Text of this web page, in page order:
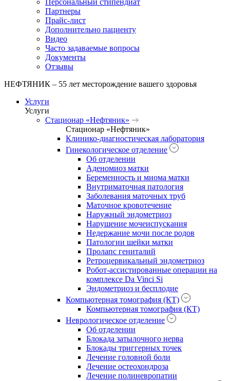
Персональный стипендиат
Партнеры
Прайс-лист
Дополнительно пациенту
Видео
Часто задаваемые вопросы
Документы
Отзывы
НЕФТЯНИК – 55 лет месторождение вашего здоровья
Услуги
Услуги
Стационар «Нефтяник»
Стационар «Нефтяник»
Клинико-диагностическая лаборатория
Гинекологическое отделение
Об отделении
Аденомиоз матки
Беременность и миома матки
Внутриматочная патология
Заболевания маточных труб
Маточное кровотечение
Наружный эндометриоз
Нарушение мочеиспускания
Недержание мочи после родов
Патологии шейки матки
Пролапс гениталий
Ретроцервикальный эндометриоз
Робот-ассистированные операции на
комплексе Da Vinci Si
Эндометриоз и бесплодие
Компьютерная томография (КТ)
Компьютерная томография (КТ)
Неврологическое отделение
Об отделении
Блокада затылочного нерва
Блокады триггерных точек
Лечение головной боли
Лечение остеохондроза
Лечение полиневропатии